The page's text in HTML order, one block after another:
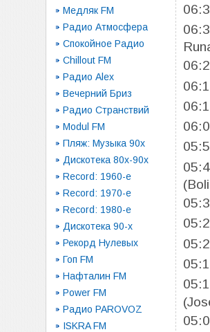
Медляк FM
Радио Атмосфера
Спокойное Радио
Chillout FM
Радио Alex
Вечерний Бриз
Радио Странствий
Modul FM
Пляж: Музыка 90х
Дискотека 80х-90х
Record: 1960-e
Record: 1970-e
Record: 1980-e
Дискотека 90-х
Рекорд Нулевых
Гоп FM
Нафталин FM
Power FM
Радио PAROVOZ
ISKRA FM